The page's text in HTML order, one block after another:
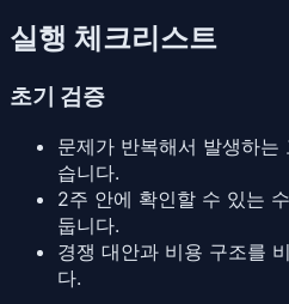
실행 체크리스트
초기 검증
문제가 반복해서 발생하는
습니다.
2주 안에 확인할 수 있는
둡니다.
경쟁 대안과 비용 구조를
다.